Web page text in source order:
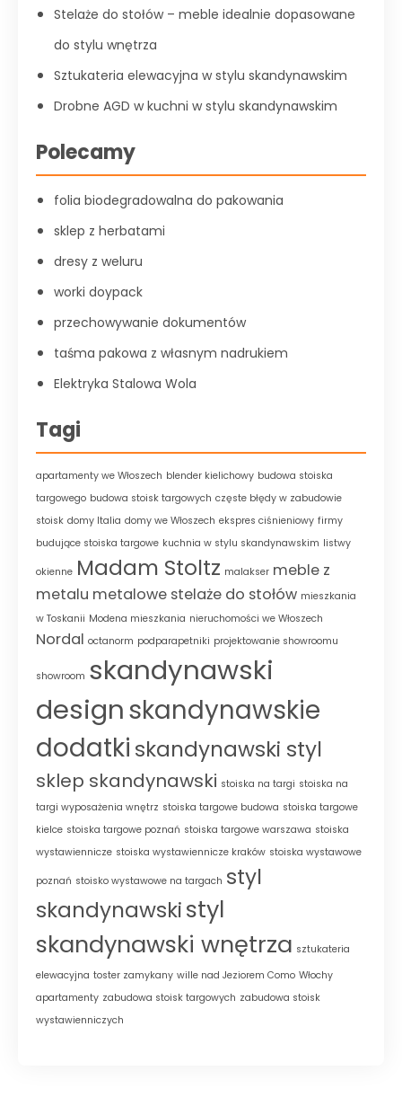
Stelaże do stołów – meble idealnie dopasowane
do stylu wnętrza
Sztukateria elewacyjna w stylu skandynawskim
Drobne AGD w kuchni w stylu skandynawskim
Polecamy
folia biodegradowalna do pakowania
sklep z herbatami
dresy z weluru
worki doypack
przechowywanie dokumentów
taśma pakowa z własnym nadrukiem
Elektryka Stalowa Wola
Tagi
apartamenty we Włoszech blender kielichowy budowa stoiska
targowego budowa stoisk targowych częste błędy w zabudowie
stoisk domy Italia domy we Włoszech ekspres ciśnieniowy firmy
budujące stoiska targowe kuchnia w stylu skandynawskim listwy
okienne Madam Stoltz malakser meble z
metalu metalowe stelaże do stołów mieszkania
w Toskanii Modena mieszkania nieruchomości we Włoszech
Nordal octanorm podparapetniki projektowanie showroomu
showroom skandynawski
designskandynawskie
dodatki skandynawski styl
sklep skandynawski stoiska na targi stoiska na
targi wyposażenia wnętrz stoiska targowe budowa stoiska targowe
kielce stoiska targowe poznań stoiska targowe warszawa stoiska
wystawiennicze stoiska wystawiennicze kraków stoiska wystawowe
poznań stoisko wystawowe na targach styl
skandynawskistyl
skandynawski wnętrza sztukateria
elewacyjna toster zamykany wille nad Jeziorem Como Włochy
apartamenty zabudowa stoisk targowych zabudowa stoisk
wystawienniczych